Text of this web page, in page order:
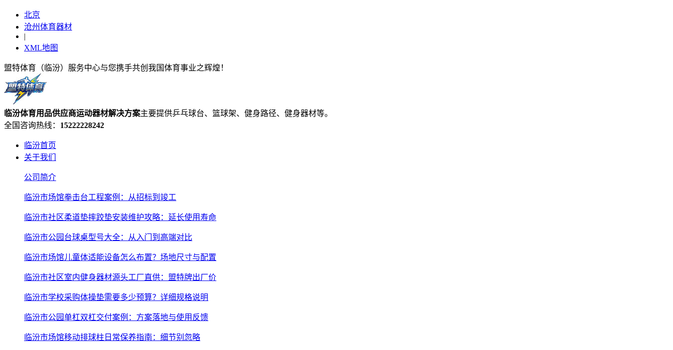
北京
沧州体育器材
|
XML地图
盟特体育（临汾）服务中心与您携手共创我国体育事业之辉煌！
临汾体育用品供应商运动器材解决方案主要提供乒乓球台、篮球架、健身路径、健身器材等。
全国咨询热线： 15222228242
临汾首页
关于我们
公司简介
临汾市场馆拳击台工程案例：从招标到竣工
临汾市社区柔道垫摔跤垫安装维护攻略：延长使用寿命
临汾市公园台球桌型号大全：从入门到高端对比
临汾市场馆儿童体适能设备怎么布置？场地尺寸与配置
临汾市社区室内健身器材源头工厂直供：盟特牌出厂价
临汾市学校采购体操垫需要多少预算？详细规格说明
临汾市公园单杠双杠交付案例：方案落地与使用反馈
临汾市场馆移动排球柱日常保养指南：细节别忽略